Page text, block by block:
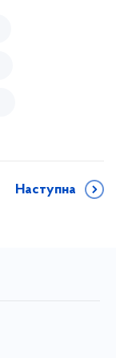
Наступна